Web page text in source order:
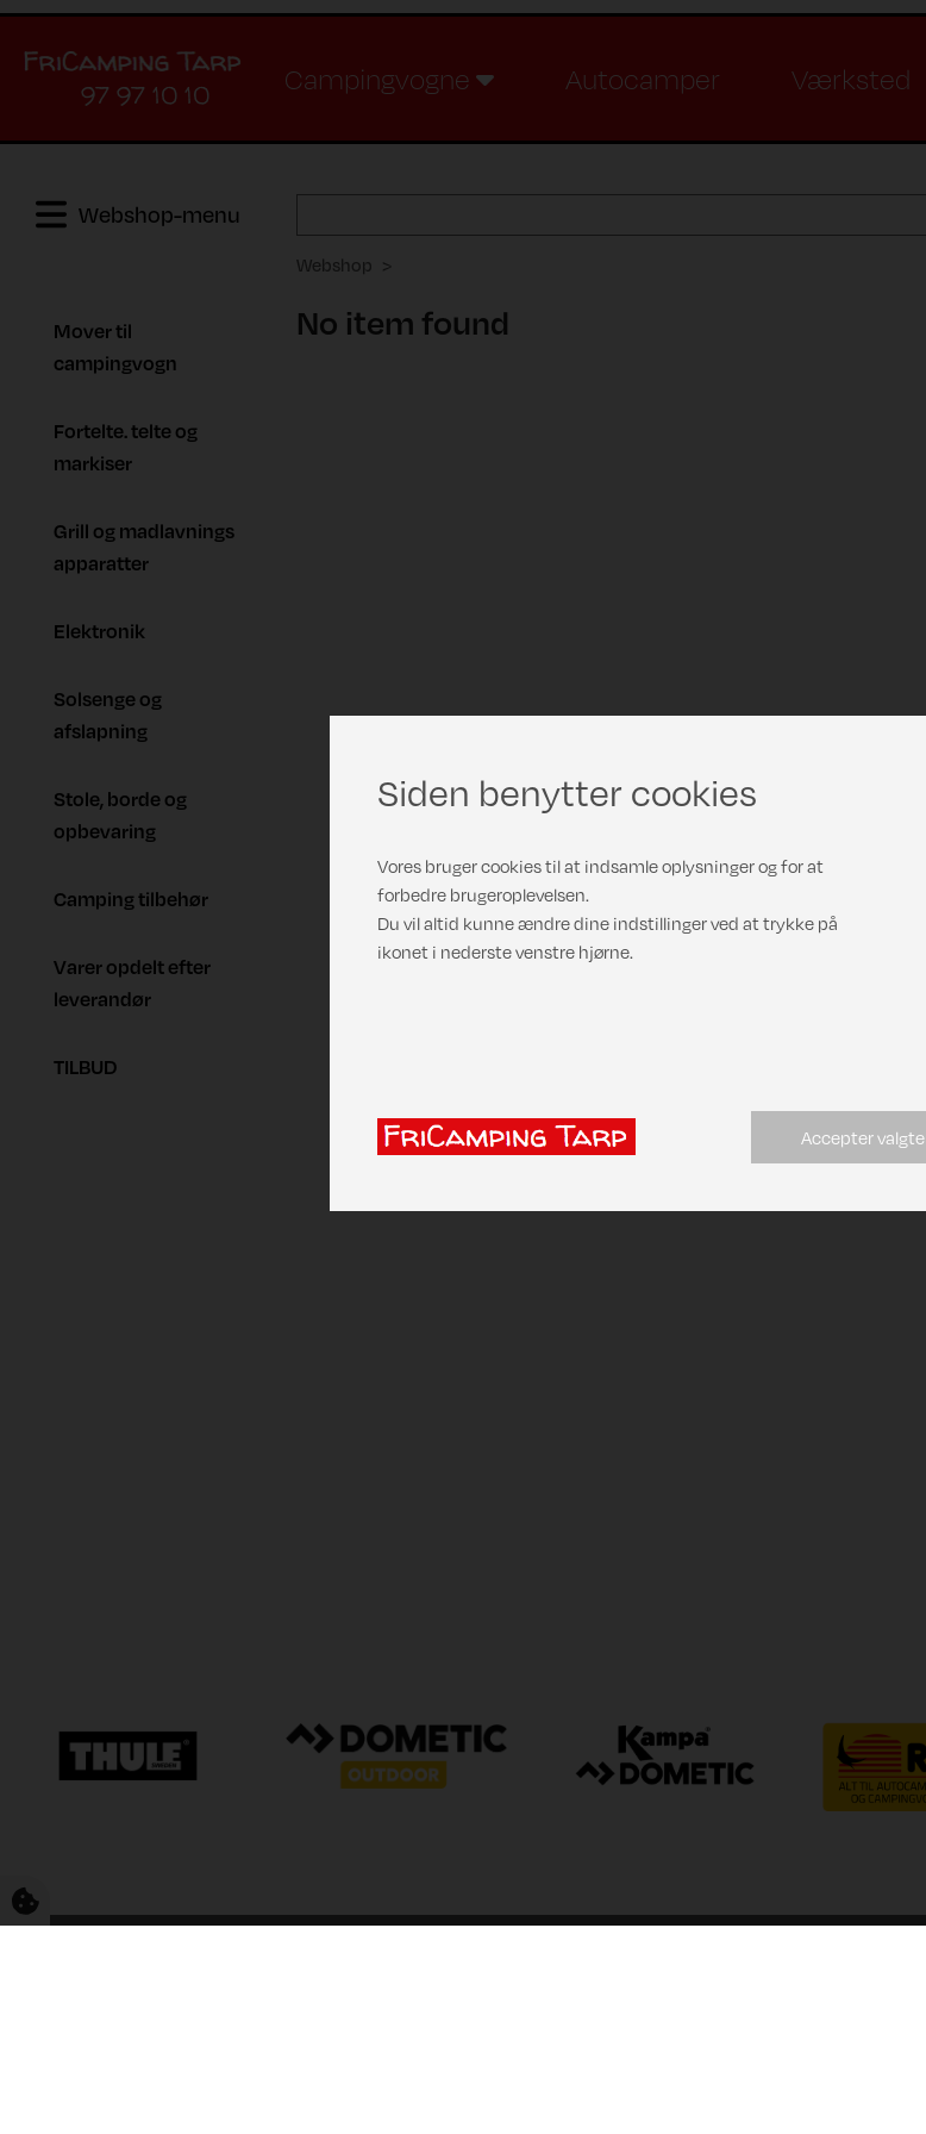
97 97 10 10
Campingvogne Autocamper Værksted
Webshop-menu
Webshop
Mover til
campingvogn
Fortelte. telte og
markiser
Grill og madlavnings
apparatter
Elektronik
Solsenge og
afslapning
Stole, borde og
opbevaring
Camping tilbehør
Varer opdelt efter
leverandør
TILBUD
No item found
Siden benytter cookies
Vores bruger cookies til at indsamle oplysninger og for at
forbedre brugeroplevelsen.
Du vil altid kunne ændre dine indstillinger ved at trykke på
ikonet i nederste venstre hjørne.
Accepter valgte